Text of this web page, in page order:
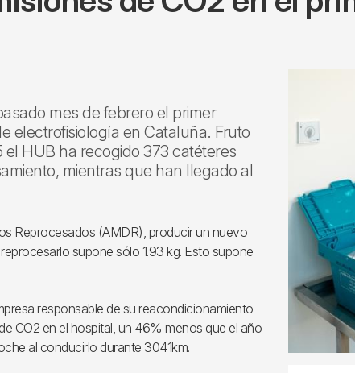
mes de febrero el primer
electrofisiología en Cataluña. Fruto
HUB ha recogido 373 catéteres
mientras que han llegado al
Reprocesados (AMDR), producir un nuevo
supone sólo 1.93 kg. Esto supone
responsable de su reacondicionamiento
CO2 en el hospital, un 46% menos que el año
al conducirlo durante 3041km.